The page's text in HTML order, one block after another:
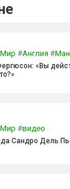
Мир #Англия #
«Вы
Мир #видео
Сандро Дель